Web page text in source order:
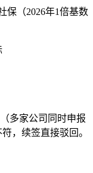
保（2026年1倍基数
多家公司同时申报
，续签直接驳回。